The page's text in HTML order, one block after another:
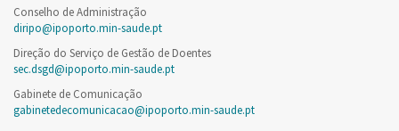
Conselho de Administração
diripo@ipoporto.min-saude.pt
Direção do Serviço de Gestão de Doentes
sec.dsgd@ipoporto.min-saude.pt
Gabinete de Comunicação
gabinetedecomunicacao@ipoporto.min-saude.pt